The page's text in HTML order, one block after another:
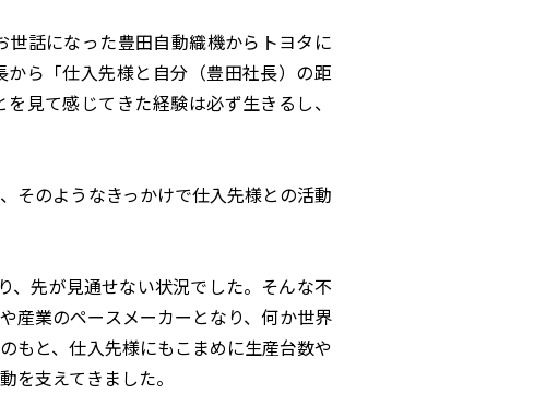
世話になった豊田自動織機からトヨタに
ら「仕入先様と自分（豊田社長）の距
見て感じてきた経験は必ず生きるし、
そのようなきっかけで仕入先様との活動
、先が見通せない状況でした。そんな不
産業のペースメーカーとなり、何か世界
もと、仕入先様にもこまめに生産台数や
を支えてきました。